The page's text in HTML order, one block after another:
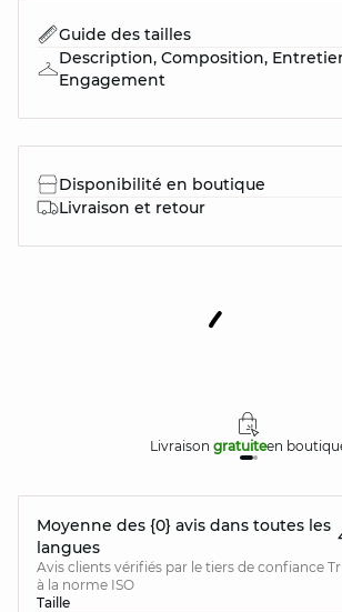
Guide des tailles
Description, Composition,
Engagement
Disponibilité en boutique
Livraison et retour
Livraison gratuiteen
Moyenne des {0} avis dans toutes les
langues
Avis clients vérifiés par le tiers de confiance
à la norme ISO
Taille